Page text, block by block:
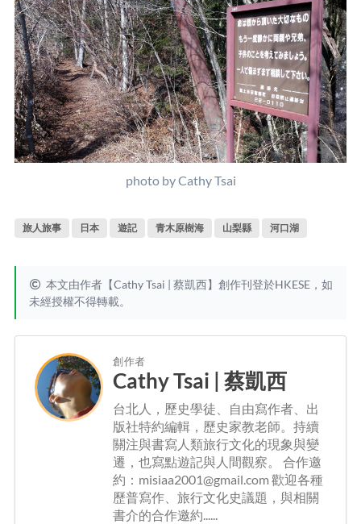
photo by Cathy Tsai
旅人旅事 日本 遊記 青木原樹海 山梨縣 河口湖
本文由作者【Cathy Tsai | 蔡凱西】創作刊登於HKESE，如
未經授權不得轉載。
創作者
Cathy Tsai | 蔡凱西
台北人，歷史學徒、自由寫作者、出
版社特約編輯，歷史家教老師。持續
關注與書寫人類旅行文化的現象與變
遷，也寫點遊記與人間觀察。 合作邀
約：misiaa2001@gmail.com 歡迎各種
歷普寫作、旅行文化史議題，與相關
書介的合作邀約......